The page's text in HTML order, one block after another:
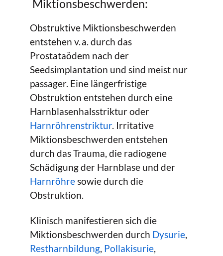
Miktionsbeschwerden:
Obstruktive Miktionsbeschwerden
entstehen v. a. durch das
Prostataödem nach der
Seedsimplantation und sind meist nur
passager. Eine längerfristige
Obstruktion entstehen durch eine
Harnblasenhalsstriktur oder
Harnröhrenstriktur. Irritative
Miktionsbeschwerden entstehen
durch das Trauma, die radiogene
Schädigung der Harnblase und der
Harnröhresowie durch die
Obstruktion.
Klinisch manifestieren sich die
Miktionsbeschwerden durch Dysurie,
Restharnbildung, Pollakisurie,